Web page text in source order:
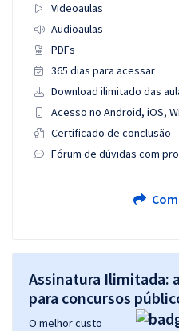
Videoaulas
Audioaulas
PDFs
365 dias para acessar
Download ilimitado das
Acesso no Android, iOS,
Certificado de conclusão
Fórum de dúvidas com
Assinatura Ilimitada:
para concursos
O melhor custo